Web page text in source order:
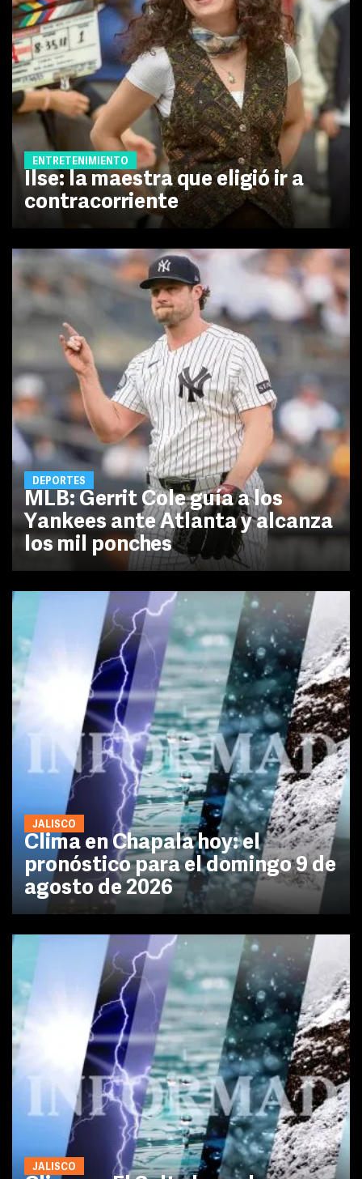
ENTRETENIMIENTO
Ilse: la maestra que eligió ir a
contracorriente
DEPORTES
MLB: Gerrit Cole guía a los
Yankees ante Atlanta y alcanza
los mil ponches
JALISCO
Clima en Chapala hoy: el
pronóstico para el domingo 9 de
agosto de 2026
JALISCO